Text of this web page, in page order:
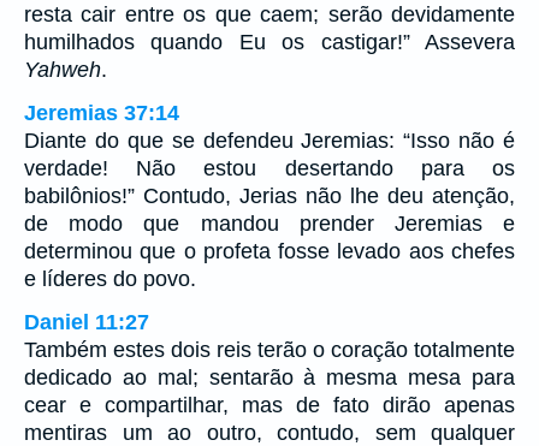
resta cair entre os que caem; serão devidamente
humilhados quando Eu os castigar!” Assevera
Yahweh.
Jeremias 37:14
Diante do que se defendeu Jeremias: “Isso não é
verdade! Não estou desertando para os
babilônios!” Contudo, Jerias não lhe deu atenção,
de modo que mandou prender Jeremias e
determinou que o profeta fosse levado aos chefes
e líderes do povo.
Daniel 11:27
Também estes dois reis terão o coração totalmente
dedicado ao mal; sentarão à mesma mesa para
cear e compartilhar, mas de fato dirão apenas
mentiras um ao outro, contudo, sem qualquer